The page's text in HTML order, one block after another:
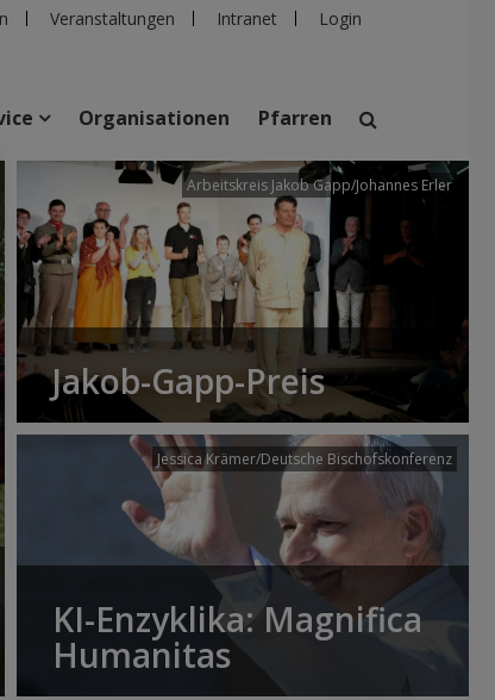
Veranstaltungen Intranet Login
suchen
Personen Pfarren Einrichtungen
Organisationen Pfarren
Arbeitskreis Jakob Gapp/Johannes Erler
Jakob-Gapp-Preis
Jessica Krämer/Deutsche Bischofskonferenz
KI-Enzyklika: Magnifica
Humanitas